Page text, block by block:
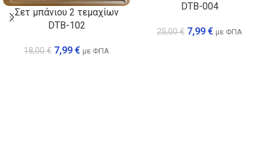
Σετ μπάνιου 2 τεμαχίων
DTB-102
18,00€ 7,99 € με ΦΠΑ
DTB-004
25,00€ 7,99 € με ΦΠΑ